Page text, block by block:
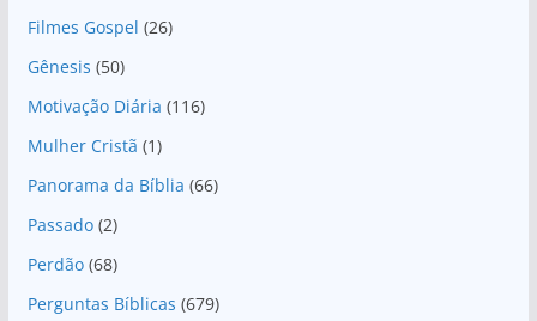
Filmes Gospel (26)
Gênesis (50)
Motivação Diária (116)
Mulher Cristã (1)
Panorama da Bíblia (66)
Passado(2)
Perdão(68)
Perguntas Bíblicas (679)